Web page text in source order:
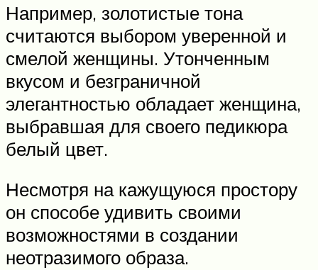
Например, золотистые тона
считаются выбором уверенной и
смелой женщины. Утонченным
вкусом и безграничной
элегантностью обладает женщина,
выбравшая для своего педикюра
белый цвет.
Несмотря на кажущуюся простору
он способе удивить своими
возможностями в создании
неотразимого образа.